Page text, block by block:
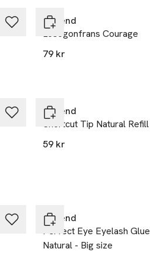
Depend
Lösögonfrans Courage
79 kr
Depend
Shortcut Tip Natural Refill
59 kr
Depend
Perfect Eye Eyelash Glue
Natural - Big size